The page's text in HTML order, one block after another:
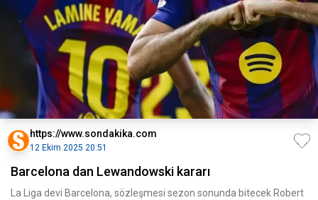
https://www.sondakika.com
12 Ekim 2025 20:51
Barcelona dan Lewandowski kararı
La Liga devi Barcelona, sözleşmesi sezon sonunda bitecek Robert